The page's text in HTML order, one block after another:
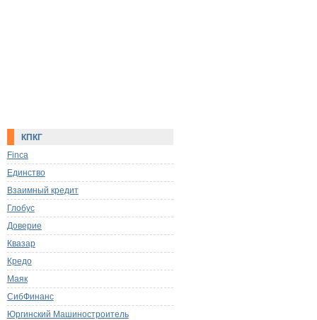
КПКГ
Finca
Единство
Взаимный кредит
Глобус
Доверие
Квазар
Кредо
Маяк
СибФинанс
Юргинский Машиностроитель